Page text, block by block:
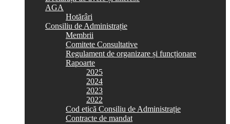
AGA
Hotărâri
Consiliu de Administrație
Membrii
Comitete Consultative
Regulament de organizare și funcționare
Rapoarte
2025
2024
2023
2022
Cod etică Consiliu de Administrație
Contracte de mandat